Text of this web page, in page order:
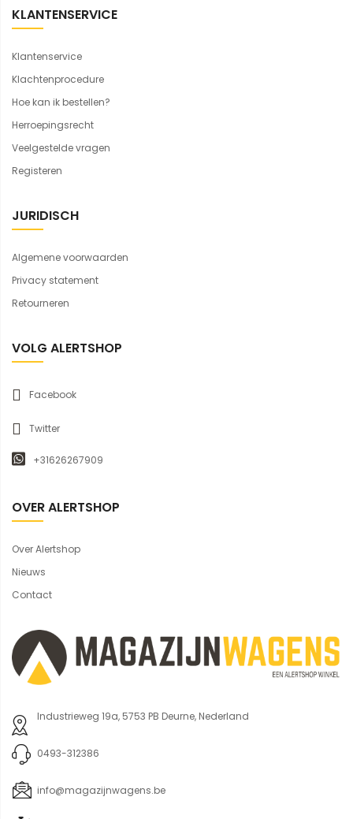
KLANTENSERVICE
Klantenservice
Klachtenprocedure
Hoe kan ik bestellen?
Herroepingsrecht
Veelgestelde vragen
Registeren
JURIDISCH
Algemene voorwaarden
Privacy statement
Retourneren
VOLG ALERTSHOP
Facebook
Twitter
+31626267909
OVER ALERTSHOP
Over Alertshop
Nieuws
Contact
Industrieweg 19a, 5753 PB Deurne, Nederland
0493-312386
info@magazijnwagens.be